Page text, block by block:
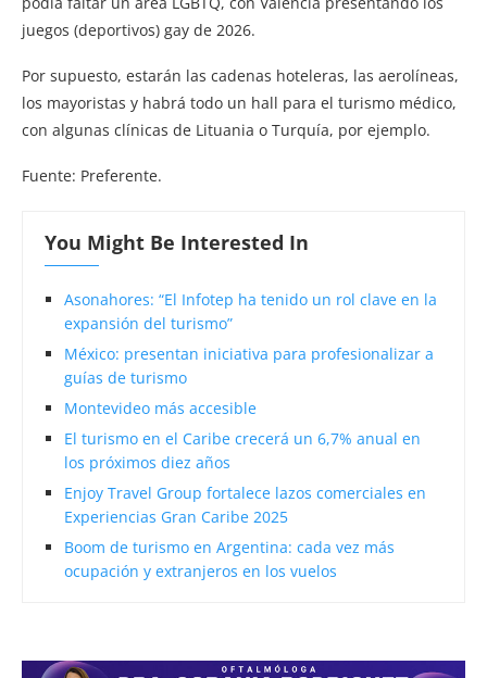
juegos (deportivos) gay de 2026.
Por supuesto, estarán las cadenas hoteleras, las aerolíneas,
los mayoristas y habrá todo un hall para el turismo médico,
con algunas clínicas de Lituania o Turquía, por ejemplo.
Fuente: Preferente.
You Might Be Interested In
Asonahores: “El Infotep ha tenido un rol clave en la
expansión del turismo”
México: presentan iniciativa para profesionalizar a
guías de turismo
Montevideo más accesible
El turismo en el Caribe crecerá un 6,7% anual en
los próximos diez años
Enjoy Travel Group fortalece lazos comerciales en
Experiencias Gran Caribe 2025
Boom de turismo en Argentina: cada vez más
ocupación y extranjeros en los vuelos